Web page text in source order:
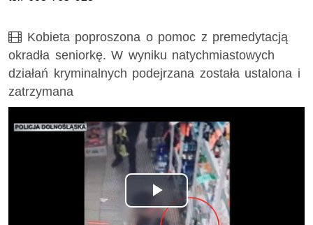
Film
Kobieta poproszona o pomoc z premedytacją
okradła seniorkę. W wyniku natychmiastowych
działań kryminalnych podejrzana została ustalona i
zatrzymana
Odtwórz